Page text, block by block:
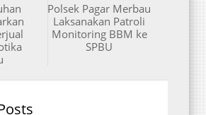
Polsek Pagar Merbau
Laksanakan Patroli
Monitoring BBM ke
SPBU